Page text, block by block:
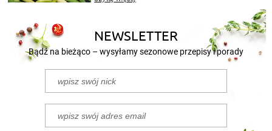
nasze propozycje!
NEWSLETTER
Bądź na bieżąco – wysyłamy sezonowe przepisy i porady